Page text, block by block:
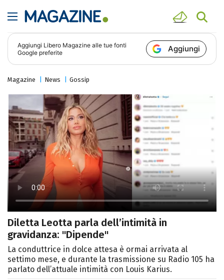
Aggiungi Libero Magazine alle tue fonti
Google preferite
Aggiungi
Magazine News Gossip
Diletta Leotta parla dell’intimità in
gravidanza: "Dipende"
La conduttrice in dolce attesa è ormai arrivata al
settimo mese, e durante la trasmissione su Radio 105 ha
parlato dell’attuale intimità con Louis Karius.